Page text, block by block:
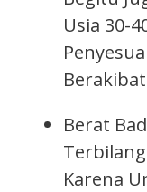
Usia 30-
Berat
Karena